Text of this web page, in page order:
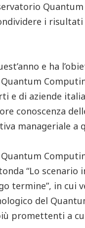
i
e ha
e di aziende
conoscenza
manageriale a
“Lo scenario
termine”, in cui
del
promettenti a